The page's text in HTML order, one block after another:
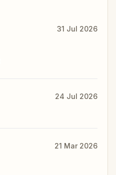
31 Jul 2026
24 Jul 2026
21 Mar 2026